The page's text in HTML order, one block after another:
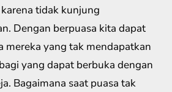
tidak kunjung
Dengan berpuasa kita dapat
mereka yang tak mendapatkan
yang dapat berbuka dengan
Bagaimana saat puasa tak